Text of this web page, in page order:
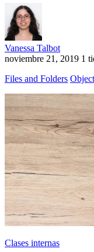
Vanessa Talbot
noviembre 21, 2019 1
Files and Folders
Clases internas